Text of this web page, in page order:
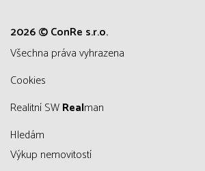
2026 © ConRe s.r.o.
všechna práva vyhrazena
Cookies
Realitní SWRealman
Hledám
Výkup nemovitostí